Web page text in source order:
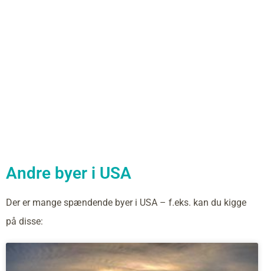
Andre byer i USA
Der er mange spændende byer i USA – f.eks. kan du kigge
på disse: